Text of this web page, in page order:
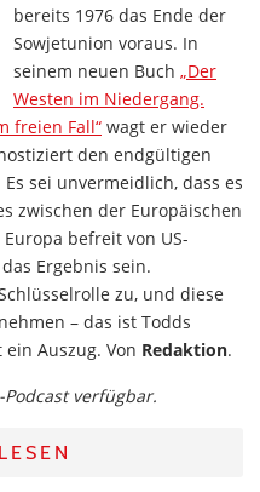
bereits 1976 das Ende der
Sowjetunion voraus. In
seinem neuen Buch „Der
Westen im Niedergang.
freien Fall“ wagt er wieder
den endgültigen
sei unvermeidlich, dass es
zwischen der Europäischen
befreit von US-
Ergebnis sein.
zu, und diese
– das ist Todds
Auszug. Von Redaktion.
verfügbar.